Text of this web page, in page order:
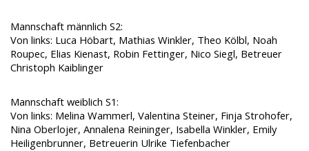
Mannschaft männlich S2:
Von links: Luca Höbart, Mathias Winkler, Theo Kölbl, Noah
Roupec, Elias Kienast, Robin Fettinger, Nico Siegl, Betreuer
Christoph Kaiblinger
Mannschaft weiblich S1:
Von links: Melina Wammerl, Valentina Steiner, Finja Strohofer,
Nina Oberlojer, Annalena Reininger, Isabella Winkler, Emily
Heiligenbrunner, Betreuerin Ulrike Tiefenbacher